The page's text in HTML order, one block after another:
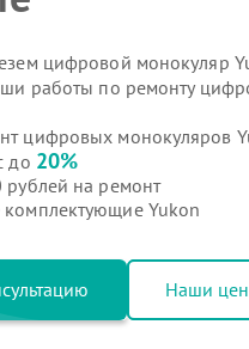
цифровой монокуляр
работы по ремонту
цифровых монокуляров
до 20%
рублей на ремонт
Yukon
Наши